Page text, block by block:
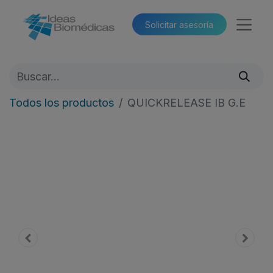
Solicitar asesoría​​
Todos los productos QUICKRELEASE IB G.E